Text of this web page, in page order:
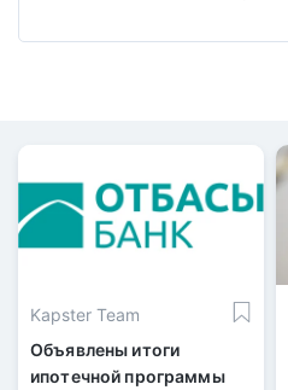
Kapster Team
Объявлены итоги
ипотечной программы